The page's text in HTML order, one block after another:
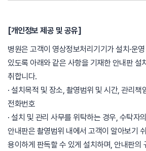
[개인정보 제공 및 공유]
병원은 고객이 영상정보처리기기가 설치·운
있도록 아래와 같은 사항을 기재한 안내판 설
취합니다.
· 설치목적 및 장소, 촬영범위 및 시간, 관리책
전화번호
· 설치 및 관리 사무를 위탁하는 경우, 수탁자
안내판은 촬영범위 내에서 고객이 알아보기
용이하게 판독할 수 있게 설치하며, 안내판